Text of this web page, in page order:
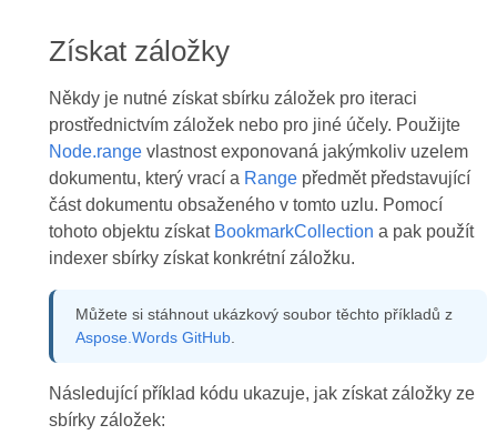
Získat záložky
Někdy je nutné získat sbírku záložek pro iteraci
prostřednictvím záložek nebo pro jiné účely. Použijte
Node.rangevlastnost exponovaná jakýmkoliv uzelem
dokumentu, který vrací a Rangepředmět představující
část dokumentu obsaženého v tomto uzlu. Pomocí
tohoto objektu získat BookmarkCollection a pak použít
indexer sbírky získat konkrétní záložku.
Můžete si stáhnout ukázkový soubor těchto příkladů z
Aspose.Words GitHub.
Následující příklad kódu ukazuje, jak získat záložky ze
sbírky záložek: